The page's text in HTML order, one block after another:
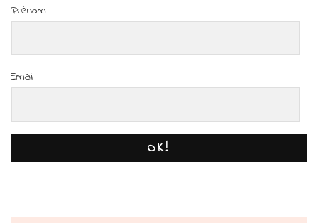
Prénom
Email
OK!